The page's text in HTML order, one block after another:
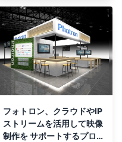
フォトロン、クラウドやIP
ストリームを活用して映像
制作を サポートするプロ